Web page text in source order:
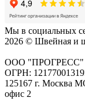
Мы в социальных
2026 © Швейная и
ООО "ПРОГРЕСС"
ОГРН:
125167 г. Москва
офис 2